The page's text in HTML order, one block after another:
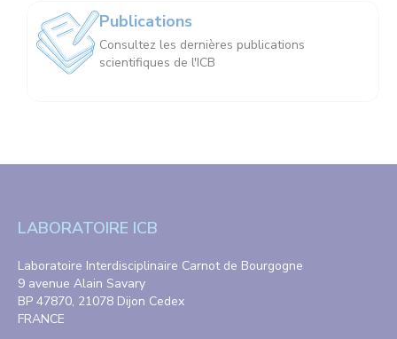
Publications
Consultez les dernières publications
scientifiques de l'ICB
LABORATOIRE ICB
Laboratoire Interdisciplinaire Carnot de Bourgogne
9 avenue Alain Savary
BP 47870, 21078 Dijon Cedex
FRANCE